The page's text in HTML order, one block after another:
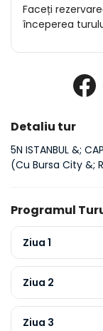
Detaliu tur
5N ISTANBUL &;
(Cu Bursa City &;
Programul
Ziua 1
Ziua 2
Ziua 3
Faceți
începerea